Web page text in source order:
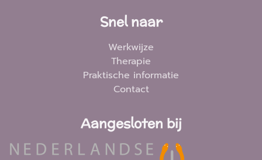
Snel naar
Werkwijze
Therapie
Praktische informatie
Contact
Aangesloten bij